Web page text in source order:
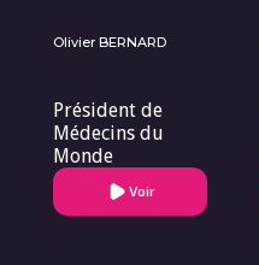
Olivier BERNARD
Président de
Médecins du
Monde
Voir